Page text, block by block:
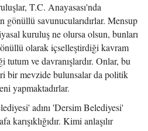
T.C. Anayasası'nda
gönüllü savunucularıdırlar. Mensup
kuruluş ne olursa olsun, bunları
olarak içselleştirdiği kavram
ve davranışlardır. Onlar, bu
bir mevzide bulunsalar da politik
yapmaktadırlar.
adını 'Dersim Belediyesi'
karışıklığıdır. Kimi anlaşılır